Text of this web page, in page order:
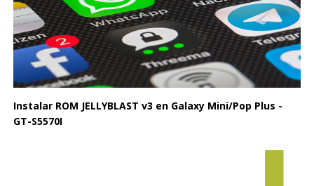
Instalar ROM JELLYBLAST v3 en Galaxy Mini/Pop Plus -
GT-S5570I